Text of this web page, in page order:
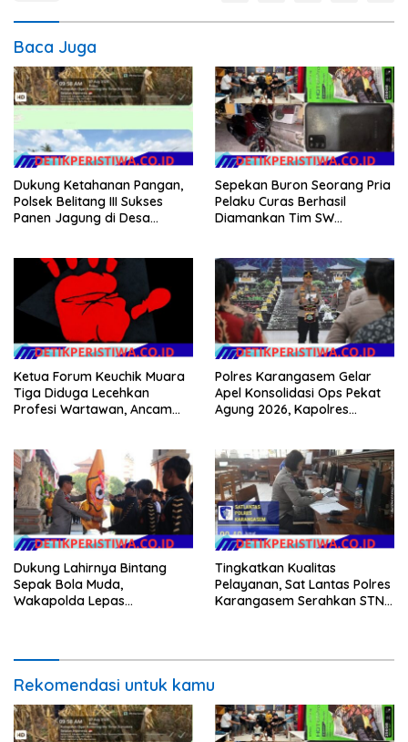
Baca Juga
Dukung Ketahanan Pangan,
Polsek Belitang III Sukses
Panen Jagung di Desa
Sepekan Buron Seorang Pria
Pelaku Curas Berhasil
Diamankan Tim SW
Ketua Forum Keuchik Muara
Tiga Diduga Lecehkan
Profesi Wartawan, Ancam
Polres Karangasem Gelar
Apel Konsolidasi Ops Pekat
Agung 2026, Kapolres
Dukung Lahirnya Bintang
Sepak Bola Muda,
Wakapolda Lepas
Tingkatkan Kualitas
Pelayanan, Sat Lantas Polres
Karangasem Serahkan STNK
Rekomendasi untuk kamu